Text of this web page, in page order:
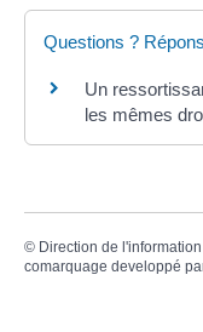
Questions ?
Un
les mêmes
© Direction de
comarquage developpé